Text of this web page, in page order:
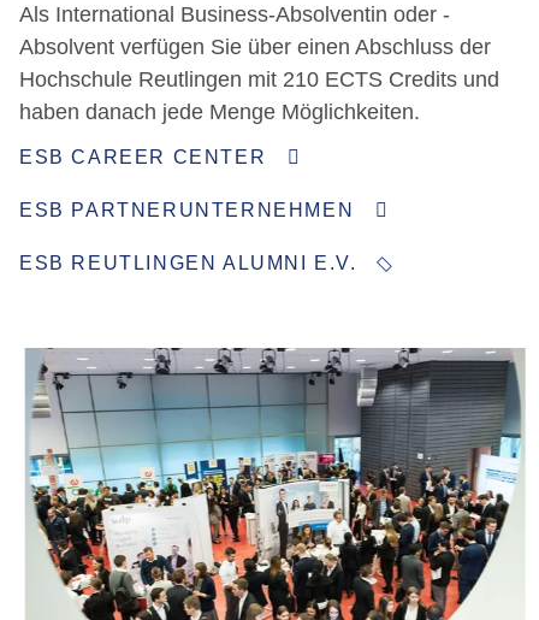
Als International Business-Absolventin oder -
Absolvent verfügen Sie über einen Abschluss der
Hochschule Reutlingen mit 210 ECTS Credits und
haben danach jede Menge Möglichkeiten.
ESB CAREER CENTER
ESB PARTNERUNTERNEHMEN
ESB REUTLINGEN ALUMNI E.V.